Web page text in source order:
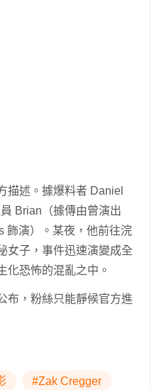
描述。據爆料者 Daniel
Brian（據傳由曾演出
飾演）。某夜，他前往浣
女子，事件迅速演變成全
化恐怖的混亂之中。
布，粉絲只能靜候官方進
#Zak Cregger